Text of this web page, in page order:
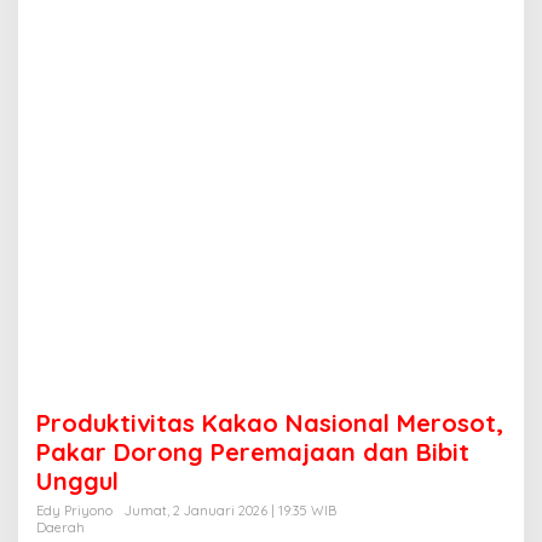
s
o
,
Produktivitas Kakao Nasional Merosot,
Pakar Dorong Peremajaan dan Bibit
Unggul
Edy Priyono
Jumat, 2 Januari 2026 | 19:35 WIB
Daerah